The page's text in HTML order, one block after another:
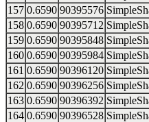
157 0.6590 90395576
158 0.6590 90395712
159 0.6590 90395848
160 0.6590 90395984
161 0.6590 90396120
162 0.6590 90396256
163 0.6590 90396392
164 0.6590 90396528